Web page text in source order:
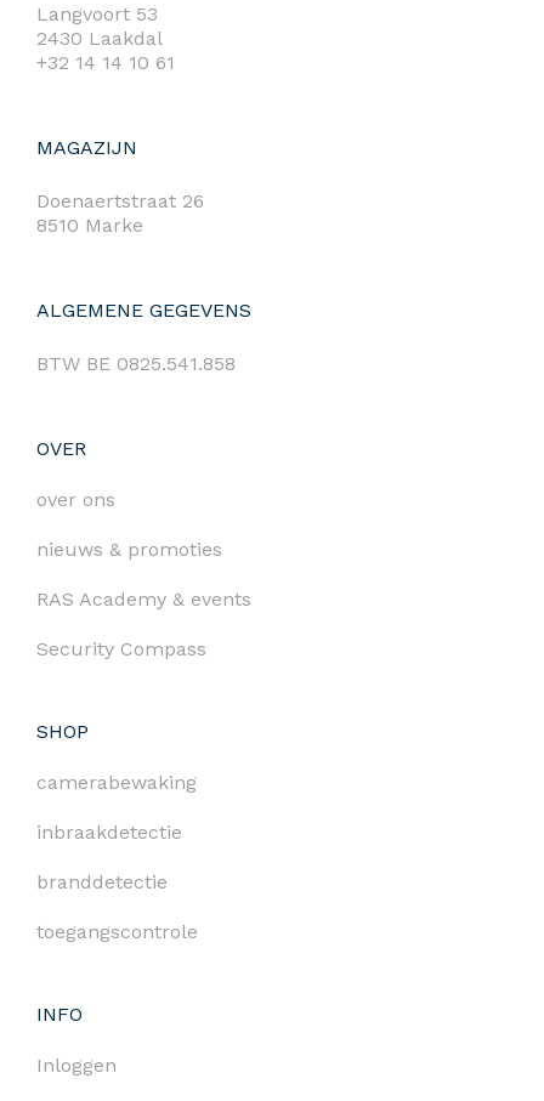
Langvoort 53
2430 Laakdal
+32 14 14 10 61
MAGAZIJN
Doenaertstraat 26
8510 Marke
ALGEMENE GEGEVENS
BTW BE 0825.541.858
OVER
over ons
nieuws & promoties
RAS Academy & events
Security Compass
SHOP
camerabewaking
inbraakdetectie
branddetectie
toegangscontrole
INFO
Inloggen